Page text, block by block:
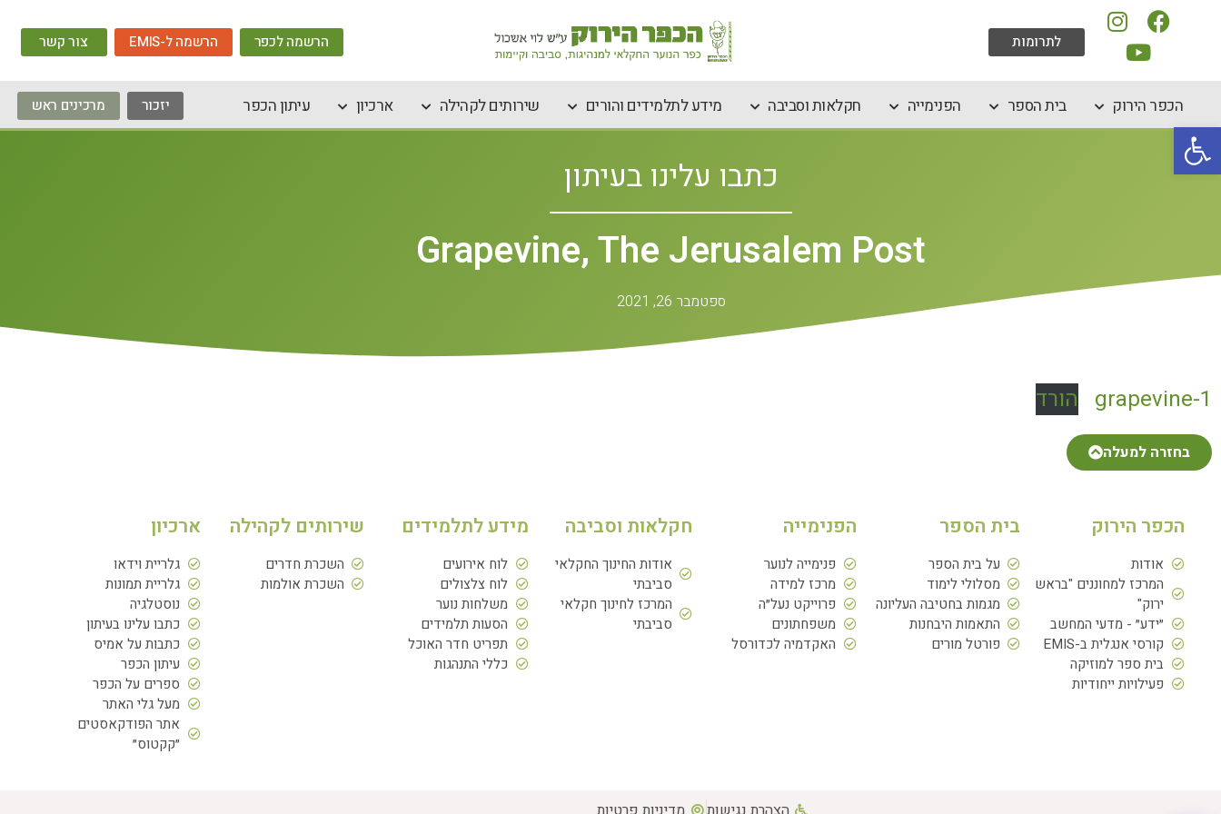
פתח סרגל נגישות
לתרומות הרשמה לכפר הרשמה ל-EMIS צור קשר
הכפר הירוק בית הספר הפנימייה חקלאות וסביבה מידע לתלמידים והורים שירותים לקהילה ארכיון עיתון הכפר יזכור מרכינים ראש
כתבו עלינו בעיתון
Grapevine, The Jerusalem Post
ספטמבר 26, 2021
grapevine-1 הורד
בחזרה למעלה
הכפר הירוק
אודות
המרכז למחוננים "בראש
ירוק"
״ידע״ - מדעי המחשב
קורסי אנגלית ב-EMIS
בית ספר למוזיקה
פעילויות ייחודיות
בית הספר
על בית הספר
מסלולי לימוד
מגמות בחטיבה העליונה
התאמות היבחנות
פורטל מורים
הפנימייה
פנימייה לנוער
מרכז למידה
פרוייקט נעל״ה
משפחתונים
האקדמיה לכדורסל
חקלאות וסביבה
אודות החינוך החקלאי
סביבתי
המרכז לחינוך חקלאי
סביבתי
מידע לתלמידים
לוח אירועים
לוח צלצולים
משלחות נוער
הסעות תלמידים
תפריט חדר האוכל
כללי התנהגות
שירותים לקהילה
השכרת חדרים
השכרת אולמות
ארכיון
גלריית וידאו
גלריית תמונות
נוסטלגיה
כתבו עלינו בעיתון
כתבות על אמיס
עיתון הכפר
ספרים על הכפר
מעל גלי האתר
אתר הפודקאסטים
״קקטוס״